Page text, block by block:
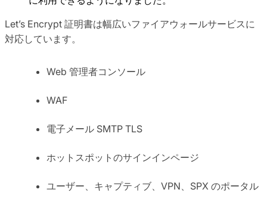
Let’s Encrypt 証明書は幅広いファイアウォールサービスに
対応しています。
Web 管理者コンソール
WAF
電子メール SMTP TLS
ホットスポットのサインインページ
ユーザー、キャプティブ、VPN、SPX のポータル